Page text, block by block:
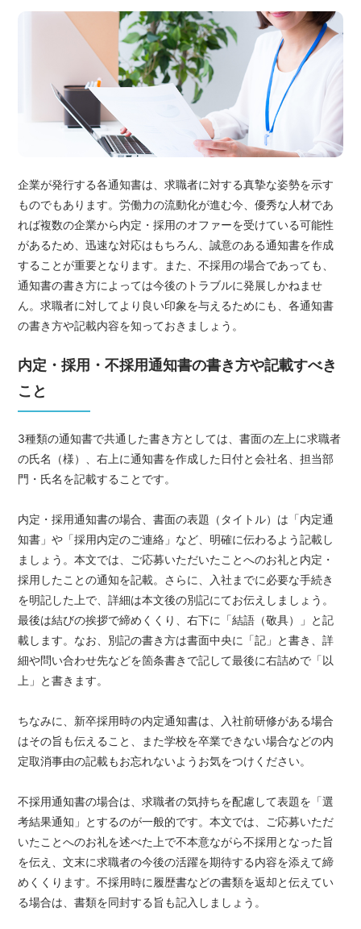
企業が発行する各通知書は、求職者に対する真摯な姿勢を示す
ものでもあります。労働力の流動化が進む今、優秀な人材であ
れば複数の企業から内定・採用のオファーを受けている可能性
があるため、迅速な対応はもちろん、誠意のある通知書を作成
することが重要となります。また、不採用の場合であっても、
通知書の書き方によっては今後のトラブルに発展しかねませ
ん。求職者に対してより良い印象を与えるためにも、各通知書
の書き方や記載内容を知っておきましょう。
内定・採用・不採用通知書の書き方や記載すべき
こと
3種類の通知書で共通した書き方としては、書面の左上に求職者
の氏名（様）、右上に通知書を作成した日付と会社名、担当部
門・氏名を記載することです。
内定・採用通知書の場合、書面の表題（タイトル）は「内定通
知書」や「採用内定のご連絡」など、明確に伝わるよう記載し
ましょう。本文では、ご応募いただいたことへのお礼と内定・
採用したことの通知を記載。さらに、入社までに必要な手続き
を明記した上で、詳細は本文後の別記にてお伝えしましょう。
最後は結びの挨拶で締めくくり、右下に「結語（敬具）」と記
載します。なお、別記の書き方は書面中央に「記」と書き、詳
細や問い合わせ先などを箇条書きで記して最後に右詰めで「以
上」と書きます。
ちなみに、新卒採用時の内定通知書は、入社前研修がある場合
はその旨も伝えること、また学校を卒業できない場合などの内
定取消事由の記載もお忘れないようお気をつけください。
不採用通知書の場合は、求職者の気持ちを配慮して表題を「選
考結果通知」とするのが一般的です。本文では、ご応募いただ
いたことへのお礼を述べた上で不本意ながら不採用となった旨
を伝え、文末に求職者の今後の活躍を期待する内容を添えて締
めくくります。不採用時に履歴書などの書類を返却と伝えてい
る場合は、書類を同封する旨も記入しましょう。